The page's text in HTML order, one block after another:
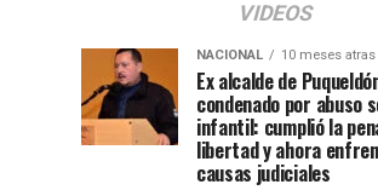
VIDEOS
NACIONAL 10 meses atras
Ex alcalde de
condenado por abuso
infantil: cumplió la
libertad y ahora
causas judiciales